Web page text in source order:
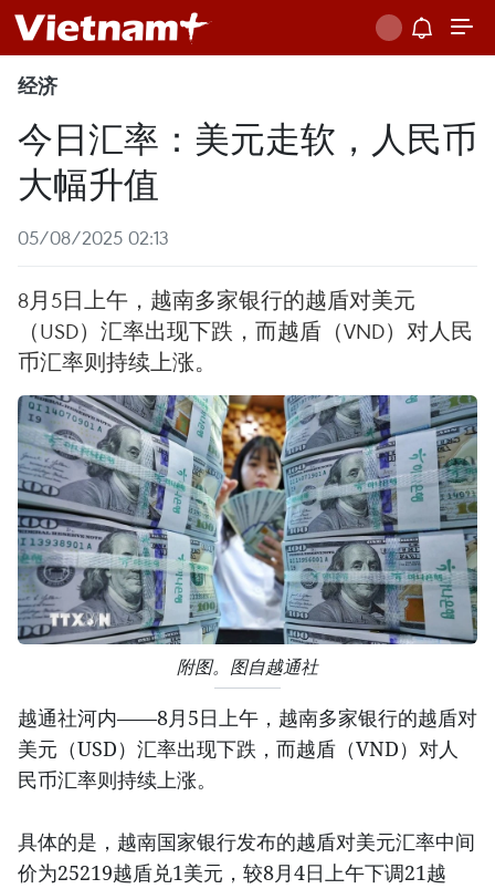
经济
今日汇率：美元走软，人民币
大幅升值
05/08/2025 02:13
8月5日上午，越南多家银行的越盾对美元
（USD）汇率出现下跌，而越盾（VND）对人民
币汇率则持续上涨。
附图。图自越通社
越通社河内——8月5日上午，越南多家银行的越盾对
美元（USD）汇率出现下跌，而越盾（VND）对人
民币汇率则持续上涨。
具体的是，越南国家银行发布的越盾对美元汇率中间
价为25219越盾兑1美元，较8月4日上午下调21越